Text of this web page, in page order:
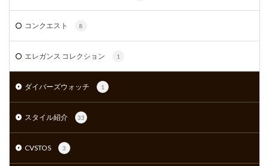
コンクエスト 8
エレガンス コレクション 1
ダイバーズウォッチ 1
スタイル紹介 33
CVSTOS 3